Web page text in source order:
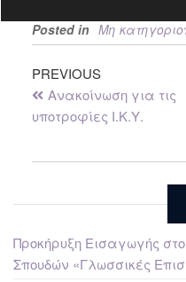
Posted in Μη
PREVIOUS
Ανακοίνωση για τις
υποτροφίες Ι.Κ.Υ.
Προκήρυξη Εισαγωγής
Σπουδών «Γλωσσικές